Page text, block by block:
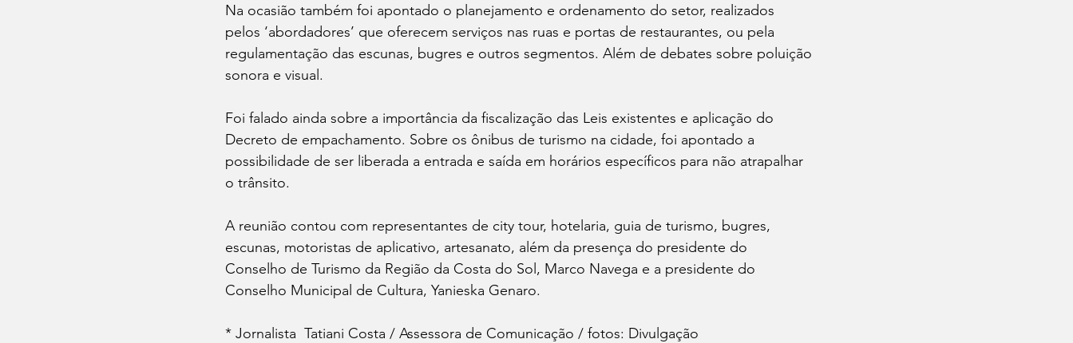
Na ocasião também foi apontado o planejamento e ordenamento do setor, realizados
pelos ‘abordadores’ que oferecem serviços nas ruas e portas de restaurantes, ou pela
regulamentação das escunas, bugres e outros segmentos. Além de debates sobre poluição
sonora e visual.
Foi falado ainda sobre a importância da fiscalização das Leis existentes e aplicação do
Decreto de empachamento. Sobre os ônibus de turismo na cidade, foi apontado a
possibilidade de ser liberada a entrada e saída em horários específicos para não atrapalhar
o trânsito.
A reunião contou com representantes de city tour, hotelaria, guia de turismo, bugres,
escunas, motoristas de aplicativo, artesanato, além da presença do presidente do
Conselho de Turismo da Região da Costa do Sol, Marco Navega e a presidente do
Conselho Municipal de Cultura, Yanieska Genaro.
* Jornalista  Tatiani Costa / Assessora de Comunicação / fotos: Divulgação